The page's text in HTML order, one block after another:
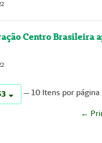
Centro Brasileira
— 10 Itens por página
←